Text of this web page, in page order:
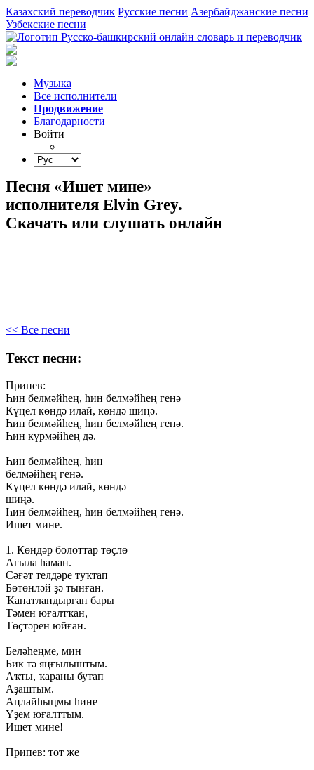
Казахский переводчик Русские песни Азербайджанские песни
Узбекские песни
Музыка
Все исполнители
Продвижение
Благодарности
Войти
Песня «Ишет мине»
исполнителя Elvin Grey.
Скачать или слушать онлайн
<< Все песни
Текст песни:
Припев:
Һин белмәйһең, һин белмәйһең генә
Күңел көндә илай, көндә шиңә.
Һин белмәйһең, һин белмәйһең генә.
Һин күрмәйһең дә.
Һин белмәйһең, һин
белмәйһең генә.
Күңел көндә илай, көндә
шиңә.
Һин белмәйһең, һин белмәйһең генә.
Ишет мине.
1. Көндәр болоттар төҫлө
Ағыла һаман.
Сәғәт телдәре туҡтап
Бөтөнләй ҙә тынған.
Ҡанатландырған бары
Тәмен юғалтҡан,
Төҫтәрен юйған.
Беләһеңме, мин
Бик тә яңғылыштым.
Аҡты, ҡараны бутап
Аҙаштым.
Аңлайһыңмы һине
Үҙем юғалттым.
Ишет мине!
Припев: тот же